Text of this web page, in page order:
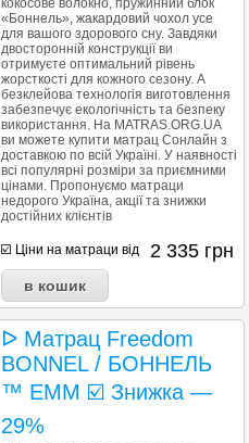
кокосове волокно, пружинний блок
«Боннель», жакардовий чохол усе
для вашого здорового сну. Завдяки
двосторонній конструкції ви
отримуєте оптимальний рівень
жорсткості для кожного сезону. А
безклейова технологія виготовлення
забезпечує екологічність та безпеку
використання. Ha MATRAS.ORG.UA
ви можете купити матрац Сонлайн з
доставкою по всій Україні. У наявності
всі популярні розміри за приємними
цінами. Пропонуємо матраци
недорого Україна, акції та знижки
достійних клієнтів
☑️ Ціни на матраци від 2 335 грн
ᐅ Матрац Freedom
BONNEL / БОННЕЛЬ
™ ЕММ ☑️ Знижка —
29%